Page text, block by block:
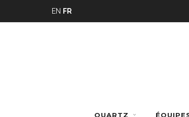
EN FR
QUARTZ